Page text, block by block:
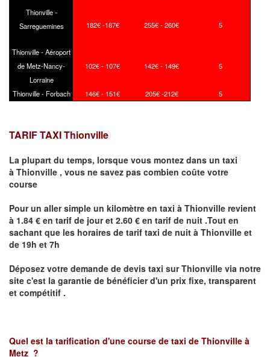
Thionville -
Sarreguemines
182€ -187€ 255€ - 260€ 5
Thionville - Aéroport
de Metz-Nancy-
Lorraine
102€ - 107€ 142€ - 149€ 5
Thionville - Forbach 146€ - 151€ 205€ -212€ 5
TARIF TAXI Thionville
La plupart du temps, lorsque vous montez dans un taxi
à Thionville , vous ne savez pas combien coûte votre
course
Pour un aller simple un kilomètre en taxi à Thionville revient
à 1.84 € en tarif de jour et 2.60 € en tarif de nuit .Tout en
sachant que les horaires de tarif taxi de nuit à Thionville et
de 19h et 7h
Déposez votre demande de devis taxi surThionville via notre
site c'est la garantie de bénéficier d'un prix fixe, transparent
et compétitif .
Quel est la tarification d'une course de taxi de Thionville à
Metz ?